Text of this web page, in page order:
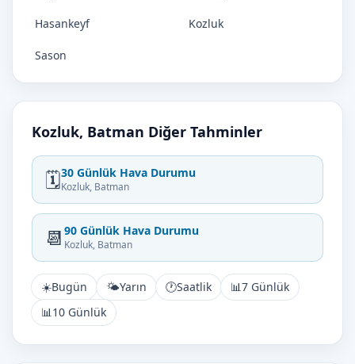
Hasankeyf Kozluk
Sason
Kozluk, Batman Diğer Tahminler
🗓️30 Günlük Hava Durumu
Kozluk, Batman
📆 90 Günlük Hava Durumu
Kozluk, Batman
☀️Bugün 🌤️Yarın 🕐Saatlik 📊7 Günlük
📊10 Günlük